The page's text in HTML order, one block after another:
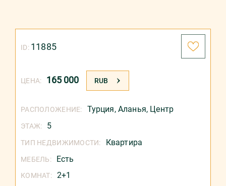
ЦЕНА: 165 000 RUB
ID: 11885
РАСПОЛОЖЕНИЕ: Турция, Аланья, Центр
ЭТАЖ: 5
ТИП НЕДВИЖИМОСТИ: Квартира
МЕБЕЛЬ: Есть
КОМНАТ: 2+1